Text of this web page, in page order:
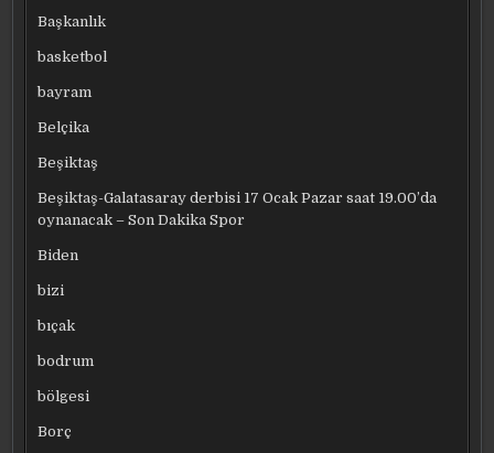
Başkanlık
basketbol
bayram
Belçika
Beşiktaş
Beşiktaş-Galatasaray derbisi 17 Ocak Pazar saat 19.00’da
oynanacak – Son Dakika Spor
Biden
bizi
bıçak
bodrum
bölgesi
Borç